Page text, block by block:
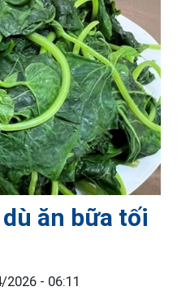
ăn bữa tối
2026 - 06:11